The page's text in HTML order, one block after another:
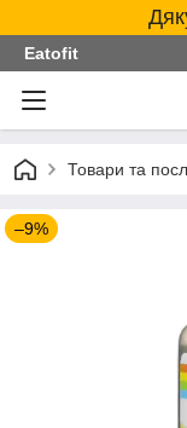
Eatofit
Товари та
–9%